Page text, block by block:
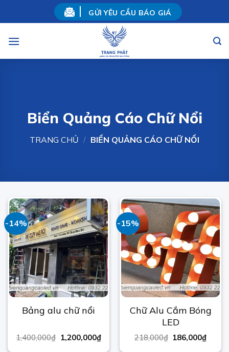
GỬI YÊU CẦU BÁO GIÁ
Biển Quảng Cáo Chữ Nổi
TRANG CHỦ / BIỂN QUẢNG CÁO CHỮ NỔI
-14%
Bảng alu chữ nổi
1,400,000₫ 1,200,000₫
-15%
Chữ Alu Cắm Bóng
LED
218,000₫ 186,000₫